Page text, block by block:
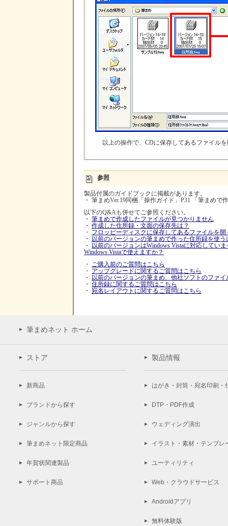
以上の操作で、CDに保存してあるファイル
参照
製品付属のガイドブックに掲載があります。
・ 筆まめVer.19同梱「操作ガイド」P31 「筆まめで
以下のQ&Aも併せてご参照ください。
・ 筆まめで作成したファイルが見つかりません
・ 作成した住所録・文面の保存先は？
・ フロッピーディスクに保存してあるファイルを開
・
以前のバージョンの筆まめで作った住所録を使う
・
以前のバージョンはWindows Vistaに対応してい
Windows Vistaで使えますか？
・ ご購入前のご質問はこちら
・ アップグレードに関するご質問はこちら
・
以前のバージョンの筆まめ、他社ソフトのファ
・ 住所録に関するご質問はこちら
・ 宛名レイアウトに関するご質問はこちら
筆まめネット ホーム
ストア
新商品
ブランドから探す
ジャンルから探す
筆まめネット限定商品
年賀状関連製品
サポート商品
製品情報
はがき・封筒・宛名印刷・
DTP・PDF作成
ウェディング演出
イラスト・素材・テンプレ
ユーティリティ
Web・クラウドサービス
Androidアプリ
無料体験版